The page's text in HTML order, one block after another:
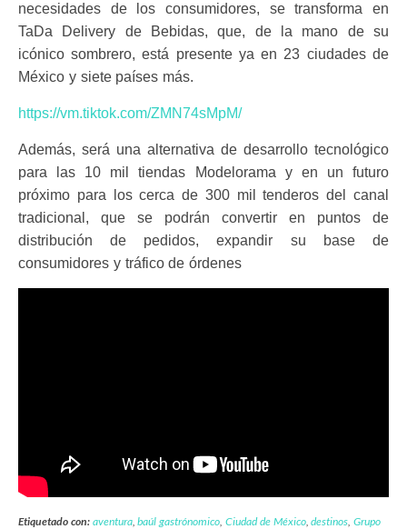
necesidades de los consumidores, se transforma en
TaDa Delivery de Bebidas, que, de la mano de su
icónico sombrero, está presente ya en 23 ciudades de
México y siete países más.
https://vm.tiktok.com/ZMN74sMpM/
Además, será una alternativa de desarrollo tecnológico
para las 10 mil tiendas Modelorama y en un futuro
próximo para los cerca de 300 mil tenderos del canal
tradicional, que se podrán convertir en puntos de
distribución de pedidos, expandir su base de
consumidores y tráfico de órdenes
Etiquetado con: aventura,baúl gastrónomico ,Ciudad de México,destinos ,Grupo